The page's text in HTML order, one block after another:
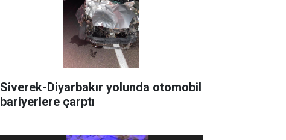
Siverek-Diyarbakır yolunda otomobil
bariyerlere çarptı